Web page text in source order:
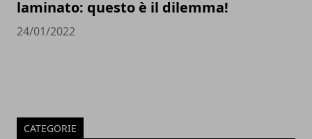
laminato: questo è il dilemma!
24/01/2022
CATEGORIE